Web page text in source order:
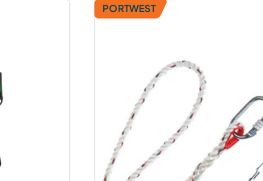
PORTWEST